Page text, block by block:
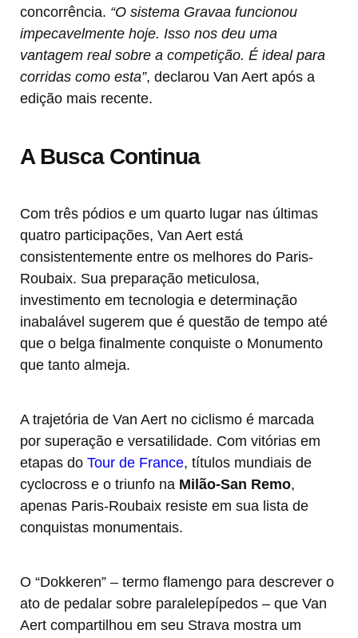
concorrência. “O sistema Gravaa funcionou
impecavelmente hoje. Isso nos deu uma
vantagem real sobre a competição. É ideal para
corridas como esta”, declarou Van Aert após a
edição mais recente.
A Busca Continua
Com três pódios e um quarto lugar nas últimas
quatro participações, Van Aert está
consistentemente entre os melhores do Paris-
Roubaix. Sua preparação meticulosa,
investimento em tecnologia e determinação
inabalável sugerem que é questão de tempo até
que o belga finalmente conquiste o Monumento
que tanto almeja.
A trajetória de Van Aert no ciclismo é marcada
por superação e versatilidade. Com vitórias em
etapas do Tour de France, títulos mundiais de
cyclocross e o triunfo na Milão-San Remo,
apenas Paris-Roubaix resiste em sua lista de
conquistas monumentais.
O “Dokkeren” – termo flamengo para descrever o
ato de pedalar sobre paralelepípedos – que Van
Aert compartilhou em seu Strava mostra um